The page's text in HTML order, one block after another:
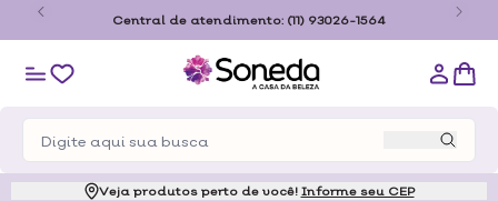
Central de atendimento: (11) 93026-1564
Veja produtos perto de você! Informe seu CEP